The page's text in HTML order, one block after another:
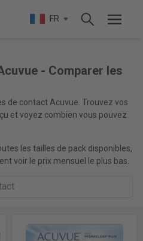
FR
- Comparer les
de contact Acuvue. Trouvez vos
et voyez combien vous pouvez
les tailles de pack disponibles,
voir le prix mensuel le plus bas.